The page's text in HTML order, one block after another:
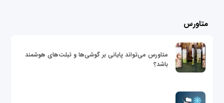
متاورس
متاورس می‌تواند پایانی بر گوشی‌ها و تبلت‌های هوشمند
باشد؟